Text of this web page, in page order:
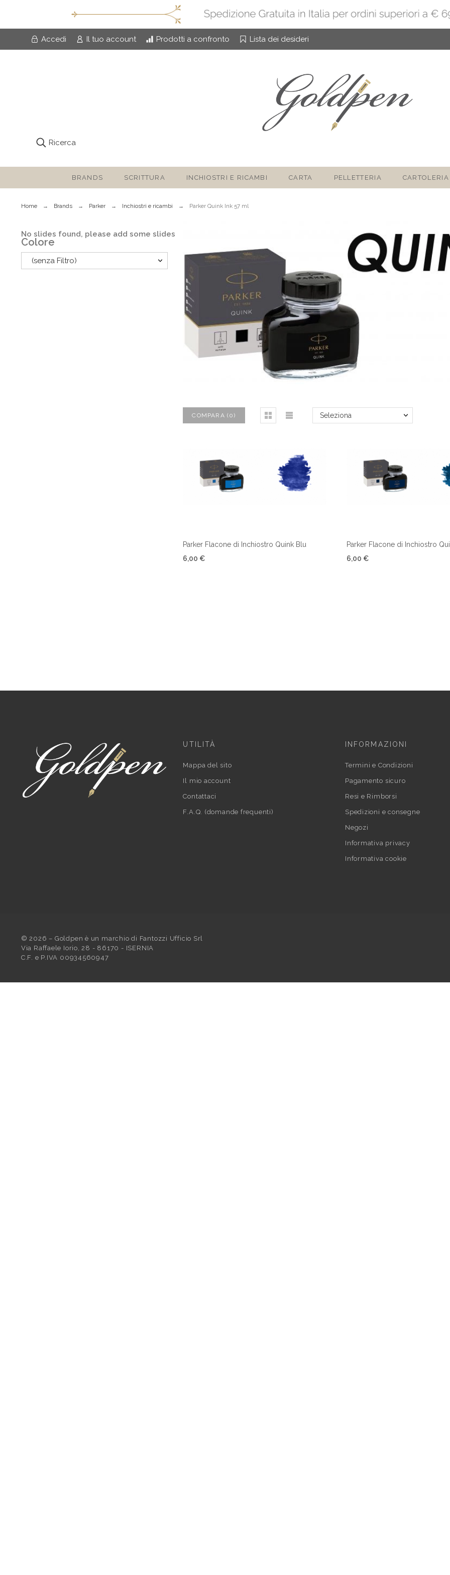
Accedi Il tuo account Prodotti a confronto Lista dei desideri
Ricerca
BRANDS SCRITTURA INCHIOSTRI E RICAMBI CARTA PELLETTERIA CARTOLERIA
No slides found, please add some slides
Home Brands Parker Inchiostri e ricambi Parker Quink Ink 57 ml
Colore
(senza Filtro)
COMPARA ( 0 ) Seleziona
Parker Flacone di Inchiostro Quink Blu
6,00 €
Parker Flacone di Inchiostro
6,00 €
UTILITÀ
Mappa del sito
Il mio account
Contattaci
F.A.Q. (domande frequenti)
INFORMAZIONI
Termini e Condizioni
Pagamento sicuro
Resi e Rimborsi
Spedizioni e consegne
Negozi
Informativa privacy
Informativa cookie
©2026 – Goldpen è un marchio di Fantozzi Ufficio Srl
Via Raffaele Iorio, 28 - 86170 - ISERNIA
C.F. e P.IVA 00934560947